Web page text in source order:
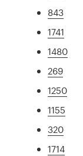
843
1741
1480
269
1250
1155
320
1714